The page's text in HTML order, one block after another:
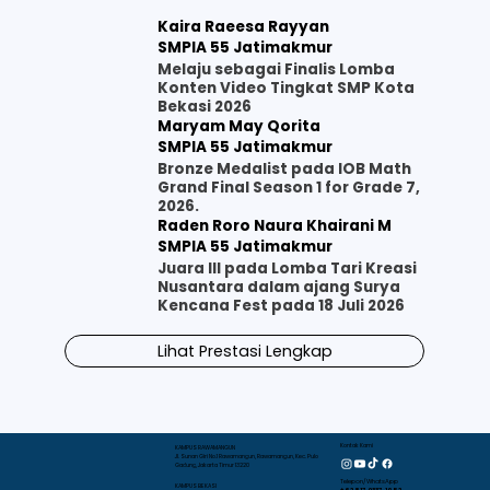
Kaira Raeesa Rayyan
SMPIA 55 Jatimakmur
Melaju sebagai Finalis Lomba
Konten Video Tingkat SMP Kota
Bekasi 2026
Maryam May Qorita
SMPIA 55 Jatimakmur
Bronze Medalist pada IOB Math
Grand Final Season 1 for Grade 7,
2026.
Raden Roro Naura Khairani M
SMPIA 55 Jatimakmur
Juara III pada Lomba Tari Kreasi
Nusantara dalam ajang Surya
Kencana Fest pada 18 Juli 2026
Lihat Prestasi Lengkap
KAMPUS RAWAMANGUN
Jl. Sunan Giri No.1 Rawamangun, Rawamangun, Kec. Pulo
Gadung, Jakarta Timur 13220
KAMPUS BEKASI
Kontak Kami
Telepon/WhatsApp